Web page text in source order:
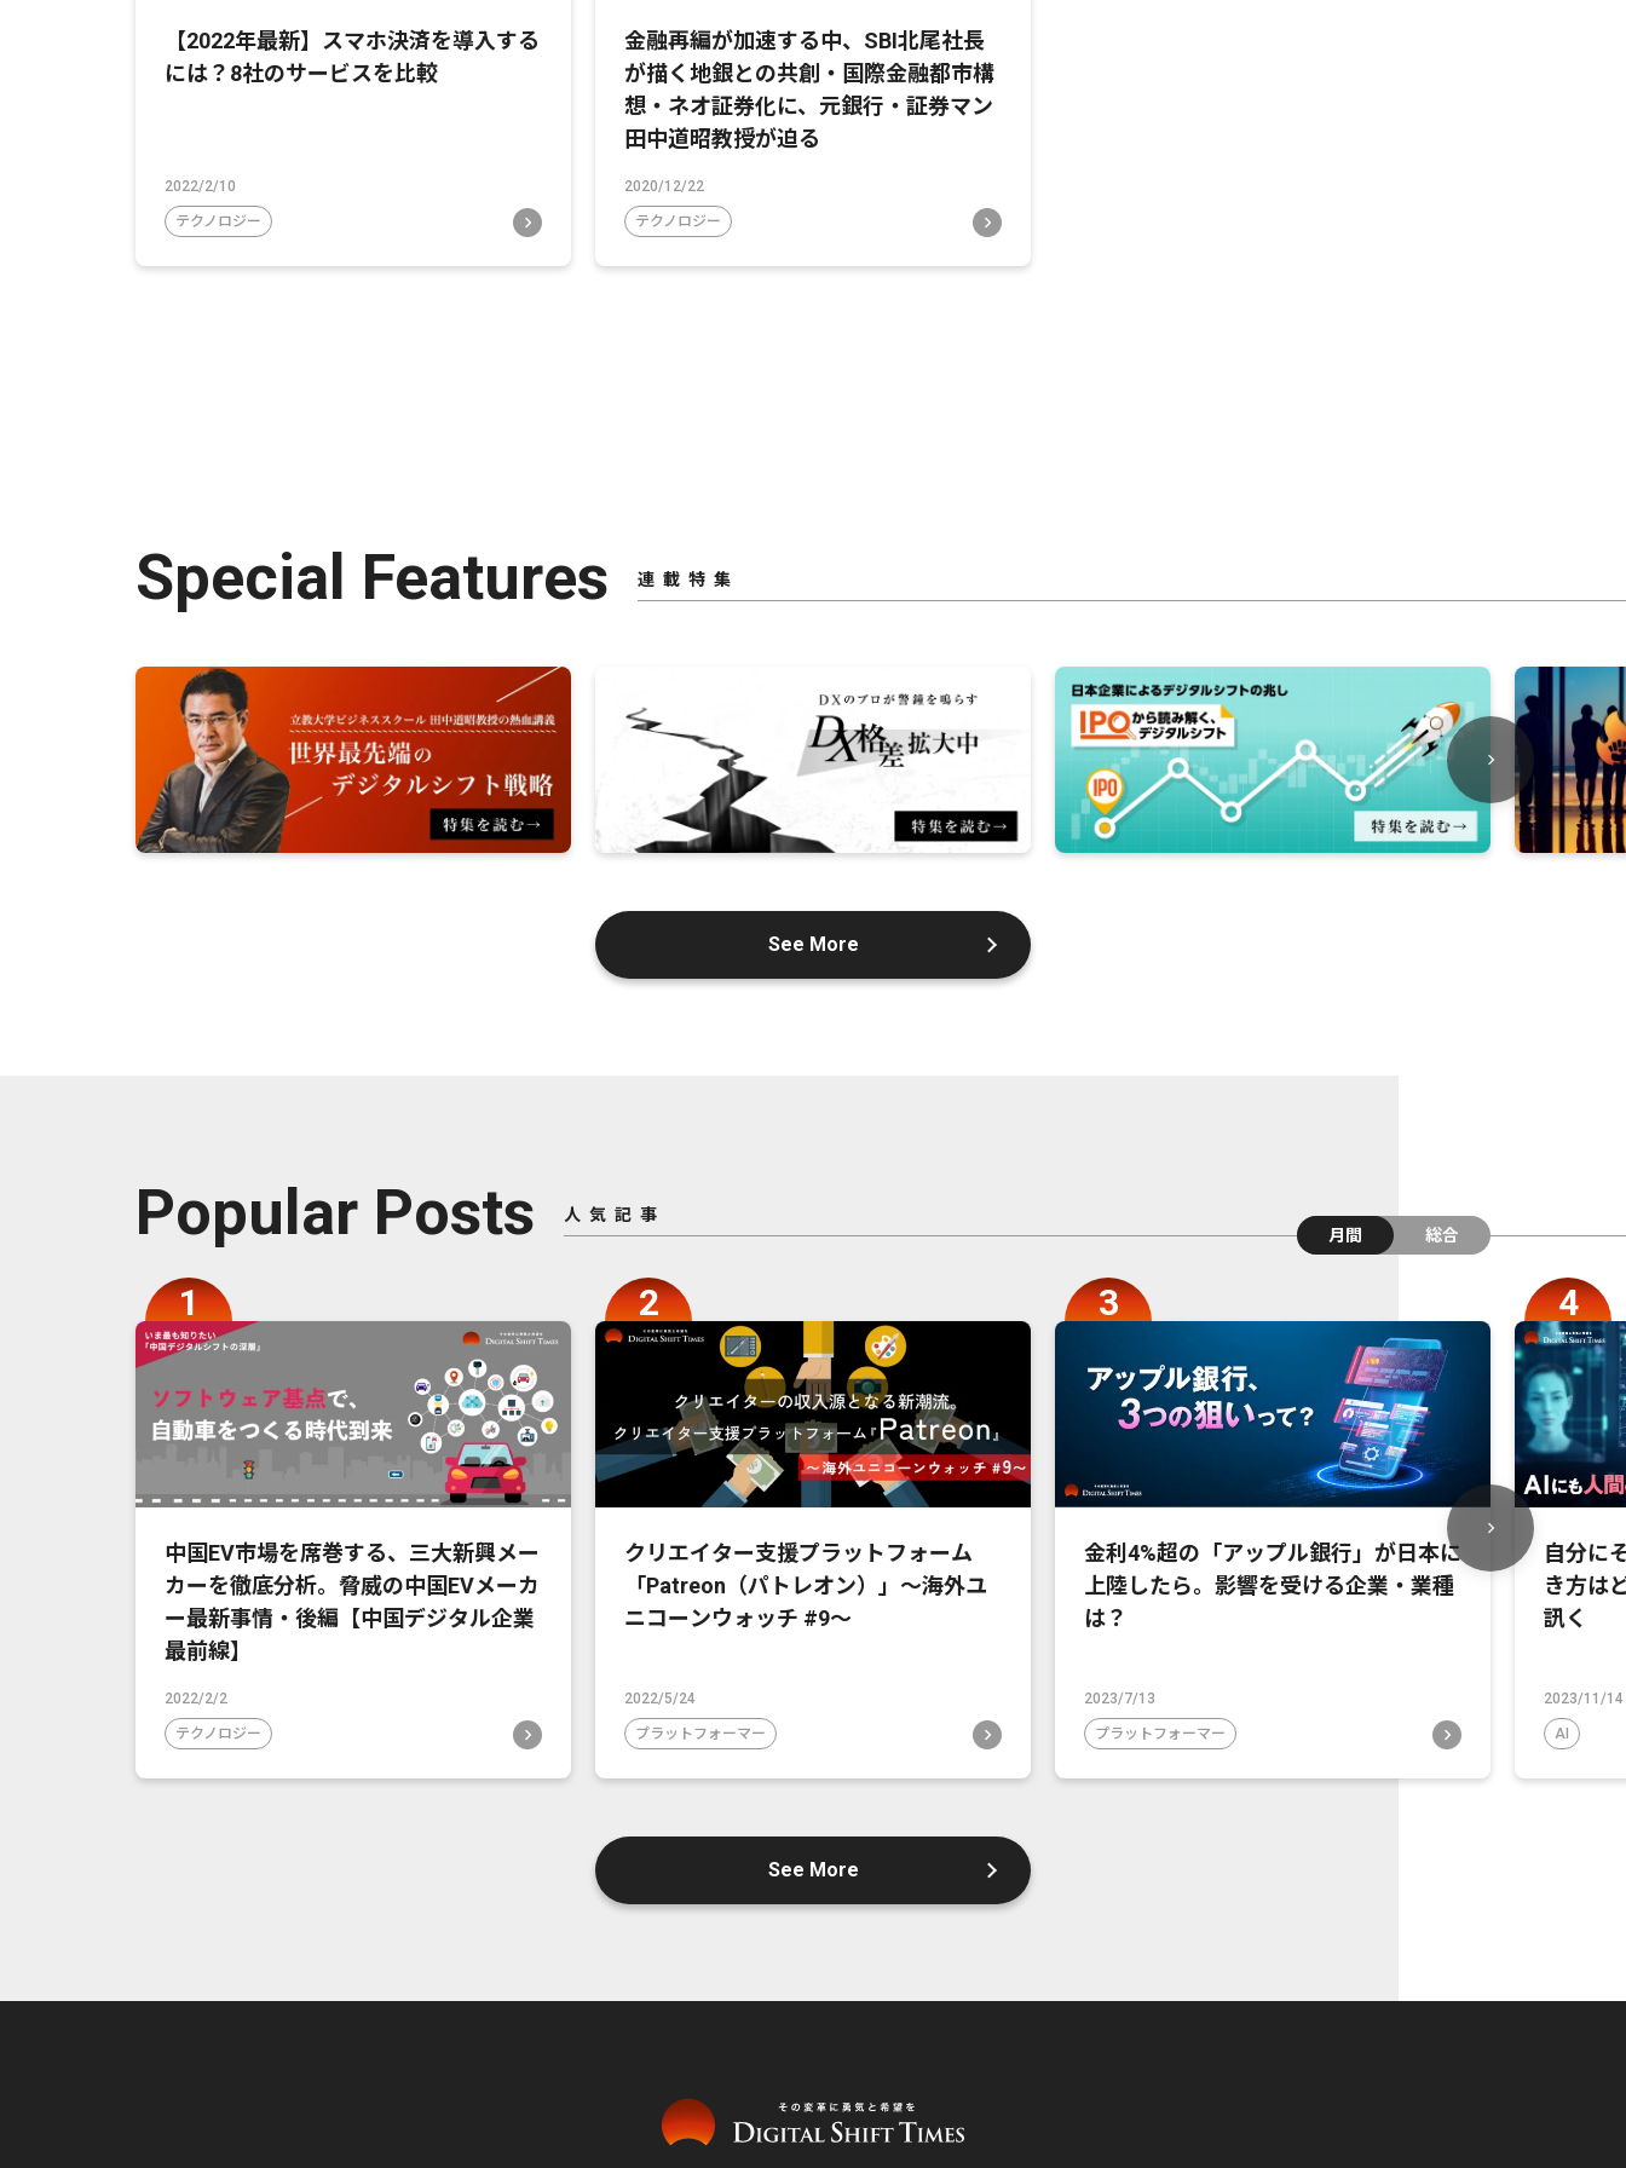
【2022年最新】スマホ決済を導入する
には？8社のサービスを比較
2022/2/10
テクノロジー
金融再編が加速する中、SBI北尾社長
が描く地銀との共創・国際金融都市構
想・ネオ証券化に、元銀行・証券マン
田中道昭教授が迫る
2020/12/22
テクノロジー
Special Features 連載特集
See More
Popular Posts
人気記事
月間
総合
中国EV市場を席巻する、三大新興メー
カーを徹底分析。脅威の中国EVメーカ
ー最新事情・後編【中国デジタル企業
最前線】
2022/2/2
テクノロジー
クリエイター支援プラットフォーム
「Patreon（パトレオン）」〜海外ユ
ニコーンウォッチ #9〜
2022/5/24
プラットフォーマー
金利4%超の「アップル銀行」が日本に
上陸したら。影響を受ける企業・業種
は？
2023/7/13
プラットフォーマー
自分に
き方は
訊く
2023/11/14
AI
See More